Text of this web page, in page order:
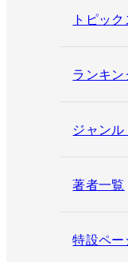
トピック
ランキン
ジャン
著者一覧
特設ペ